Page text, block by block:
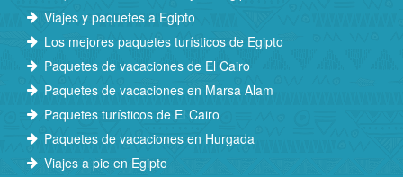
Viajes y paquetes a Egipto
Los mejores paquetes turísticos de Egipto
Paquetes de vacaciones de El Cairo
Paquetes de vacaciones en Marsa Alam
Paquetes turísticos de El Cairo
Paquetes de vacaciones en Hurgada
Viajes a pie en Egipto